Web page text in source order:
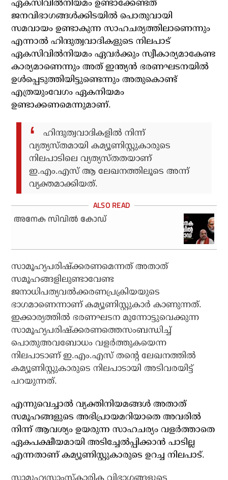
ഏകസിവില്‍നിയമം ഉണ്ടാക്കേണ്ടത്
ജനവിഭാഗങ്ങള്‍ക്കിടയില്‍ പൊതുവായി
സമവായം ഉണ്ടാകുന്ന സാഹചര്യത്തിലാണെന്നും
എന്നാല്‍ ഹിന്ദുത്വവാദികളുടെ നിലപാട്
ഏകസിവില്‍നിയമം ഏവര്‍ക്കും സ്വീകാര്യമാകേണ്ട
കാര്യമാണെന്നും അത് ഇന്ത്യന്‍ ഭരണഘടനയില്‍
ഉള്‍പ്പെടുത്തിയിട്ടുണ്ടെന്നും അതുകൊണ്ട്
എത്രയുംവേഗം ഏകനിയമം
ഉണ്ടാക്കണമെന്നുമാണ്.
ഹിന്ദുത്വവാദികളില്‍ നിന്ന്
വ്യത്യസ്തമായി കമ്യൂണിസ്റ്റുകാരുടെ
നിലപാടിലെ വ്യത്യസ്തതയാണ്
ഇ.എം.എസ് ആ ലേഖനത്തിലൂടെ അന്ന്
വ്യക്തമാക്കിയത്.
അനേക സിവില്‍ കോഡ്
സാമൂഹ്യപരിഷ്‌ക്കരണമെന്നത് അതാത്
സമൂഹങ്ങളിലുണ്ടാവേണ്ട
ജനാധിപത്യവല്‍ക്കരണപ്രക്രിയയുടെ
ഭാഗമാണെന്നാണ് കമ്യൂണിസ്റ്റുകാര്‍ കാണുന്നത്.
ഇക്കാര്യത്തില്‍ ഭരണഘടന മുന്നോട്ടുവെക്കുന്ന
സാമൂഹ്യപരിഷ്‌ക്കരണത്തെസംബന്ധിച്ച്
പൊതുഅവബോധം വളര്‍ത്തുകയെന്ന
നിലപാടാണ് ഇ.എം.എസ് തന്റെ ലേഖനത്തില്‍
കമ്യൂണിസ്റ്റുകാരുടെ നിലപാടായി അടിവരയിട്ട്
പറയുന്നത്.
എന്നുവെച്ചാല്‍ വ്യക്തിനിയമങ്ങള്‍ അതാത്
സമൂഹങ്ങളുടെ അഭിപ്രായമറിയാതെ അവരില്‍
നിന്ന് ആവശ്യം ഉയരുന്ന സാഹചര്യം വളര്‍ത്താതെ
ഏകപക്ഷീയമായി അടിച്ചേല്‍പ്പിക്കാന്‍ പാടില്ല
എന്നതാണ് കമ്യൂണിസ്റ്റുകാരുടെ ഉറച്ച നിലപാട്.
സാമൂഹ്യസാംസ്‌കാരിക വിഭാഗങ്ങളുടെ